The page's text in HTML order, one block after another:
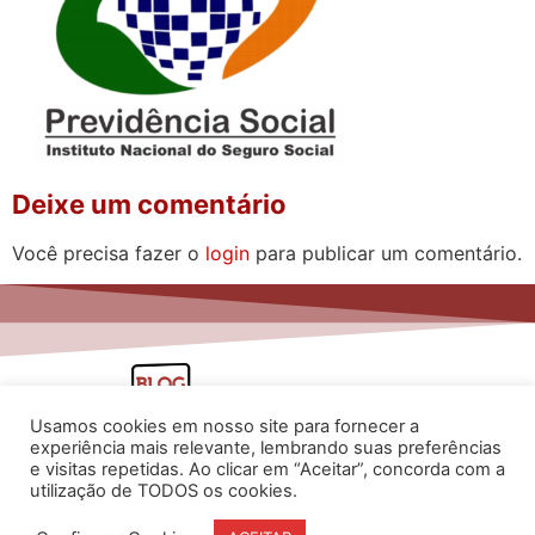
Deixe um comentário
Você precisa fazer o login para publicar um comentário.
Usamos cookies em nosso site para fornecer a
experiência mais relevante, lembrando suas preferências
e visitas repetidas. Ao clicar em “Aceitar”, concorda com a
utilização de TODOS os cookies.